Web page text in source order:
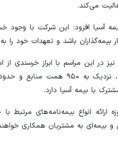
می‌کند.
آسیا افزود: این شرکت با وجود
باشد و تعهدات خود را
در این مراسم با ابراز خرسندی از
با بیمه آسیا دارد.
انواع بیمه‌نامه‌های مرتبط
بیمه‌ای به مشتریان همکاری